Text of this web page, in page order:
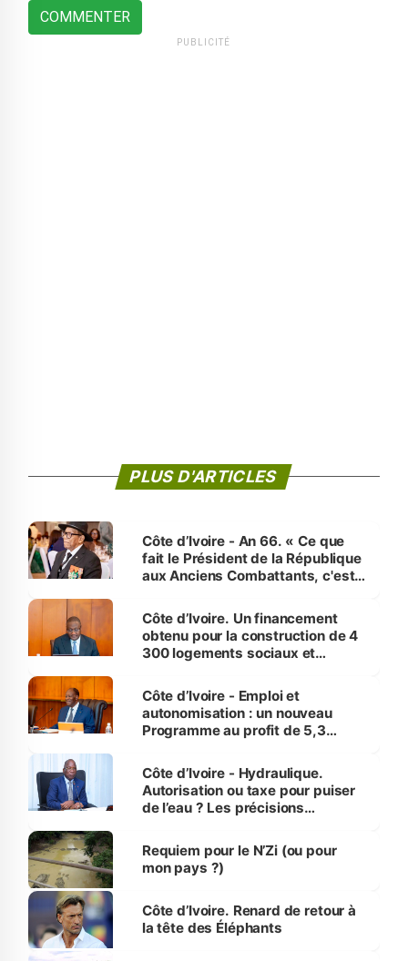
COMMENTER
PUBLICITÉ
PLUS D'ARTICLES
Côte d’Ivoire - An 66. « Ce que
fait le Président de la République
aux Anciens Combattants, c'est
Côte d’Ivoire. Un financement
obtenu pour la construction de 4
300 logements sociaux et
et Yamoussoukro
Côte d’Ivoire - Emploi et
autonomisation : un nouveau
Programme au profit de 5,3
Côte d’Ivoire - Hydraulique.
Autorisation ou taxe pour puiser
de l’eau ? Les précisions
Requiem pour le N’Zi (ou pour
mon pays ?)
Côte d’Ivoire. Renard de retour à
la tête des Éléphants